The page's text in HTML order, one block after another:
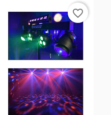
favorite_border